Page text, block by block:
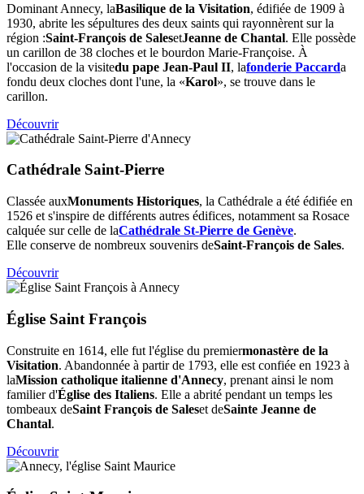
Dominant Annecy, laBasilique de la Visitation, édifiée de 1909 à
1930, abrite les sépultures des deux saints qui rayonnèrent sur la
région :Saint-François de SalesetJeanne de Chantal. Elle possède
un carillon de 38 cloches et le bourdon Marie-Françoise. À
l'occasion de la visitedu pape Jean-Paul II, lafonderie Paccarda
fondu deux cloches dont l'une, la «Karol», se trouve dans le
carillon.
Découvrir
Cathédrale Saint-Pierre
Classée auxMonuments Historiques, la Cathédrale a été édifiée en
1526 et s'inspire de différents autres édifices, notamment sa Rosace
calquée sur celle de laCathédrale St-Pierre de Genève.
Elle conserve de nombreux souvenirs deSaint-François de Sales.
Découvrir
Église Saint François
Construite en 1614, elle fut l'église du premiermonastère de la
Visitation. Abandonnée à partir de 1793, elle est confiée en 1923 à
laMission catholique italienne d'Annecy, prenant ainsi le nom
familier d'Église des Italiens. Elle a abrité pendant un temps les
tombeaux deSaint François de Saleset deSainte Jeanne de
Chantal.
Découvrir